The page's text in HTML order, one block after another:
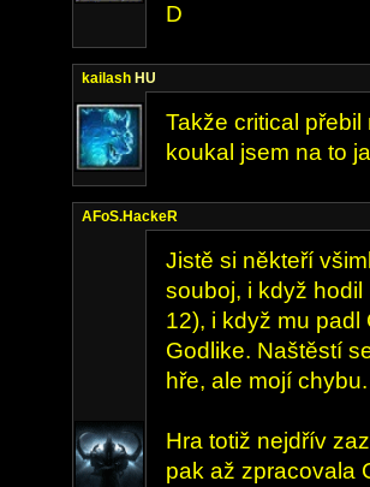
D
kailash HU
Takže critical
koukal jsem na to
AFoS.HackeR
Jistě si někteří
souboj, i když
12), i když mu
Godlike. Naštěstí
hře, ale mojí chybu.
Hra totiž nejdřív
pak až zpracovala